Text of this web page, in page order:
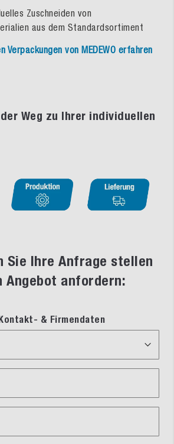
Zuschneiden von
aus dem Standardsortiment
Verpackungen von MEDEWO erfahren
Weg zu Ihrer individuellen
Sie Ihre Anfrage stellen
Angebot anfordern:
& Firmendaten